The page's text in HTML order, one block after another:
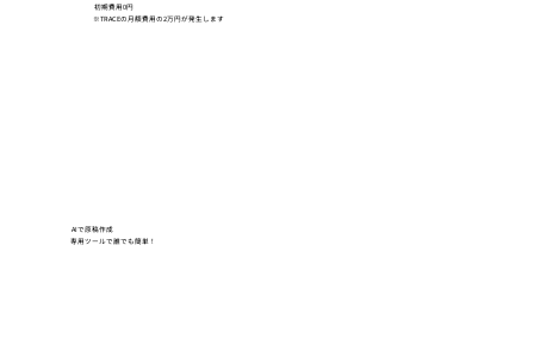
初期費用0円
※TRACEの月額費用の2万円が発生します
AIで原稿作成
専用ツールで誰でも簡単！